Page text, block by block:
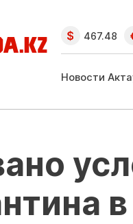
467.48
Новости